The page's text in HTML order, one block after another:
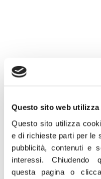
Questo sito web utilizza
Questo sito utilizza
e di richieste parti per le
pubblicità, contenuti e
interessi.Chiudendo
questa pagina o
3 Aprile 2013
“Sarà l’on.
“Fratelli d’Italia” a
è stata presa
riunione che si è